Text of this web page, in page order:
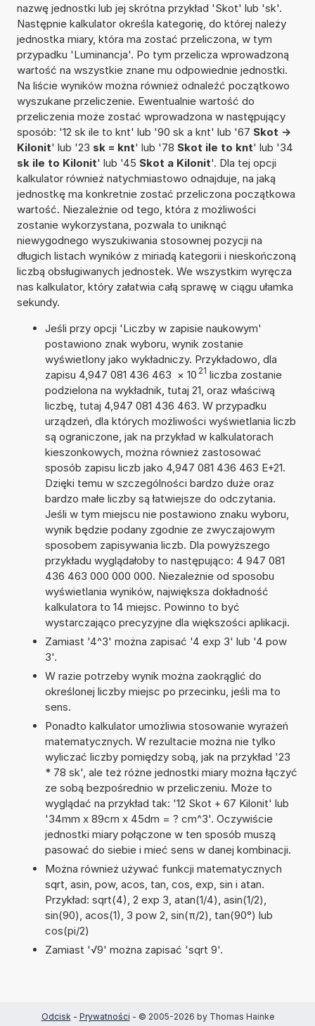
nazwę jednostki lub jej skrótna przykład 'Skot' lub 'sk'.
Następnie kalkulator określa kategorię, do której należy
jednostka miary, która ma zostać przeliczona, w tym
przypadku 'Luminancja'. Po tym przelicza wprowadzoną
wartość na wszystkie znane mu odpowiednie jednostki.
Na liście wyników można również odnaleźć początkowo
wyszukane przeliczenie. Ewentualnie wartość do
przeliczenia może zostać wprowadzona w następujący
sposób: '12 sk ile to knt' lub '90 sk a knt' lub '67 Skot ->
Kilonit' lub '23 sk = knt' lub '78 Skot ile to knt' lub '34
sk ile to Kilonit' lub '45 Skot a Kilonit'. Dla tej opcji
kalkulator również natychmiastowo odnajduje, na jaką
jednostkę ma konkretnie zostać przeliczona początkowa
wartość. Niezależnie od tego, która z możliwości
zostanie wykorzystana, pozwala to uniknąć
niewygodnego wyszukiwania stosownej pozycji na
długich listach wyników z miriadą kategorii i nieskończoną
liczbą obsługiwanych jednostek. We wszystkim wyręcza
nas kalkulator, który załatwia całą sprawę w ciągu ułamka
sekundy.
Jeśli przy opcji 'Liczby w zapisie naukowym'
postawiono znak wyboru, wynik zostanie
wyświetlony jako wykładniczy. Przykładowo, dla
zapisu 4,947 081 436 463 × 10 21 liczba zostanie
podzielona na wykładnik, tutaj 21, oraz właściwą
liczbę, tutaj 4,947 081 436 463. W przypadku
urządzeń, dla których możliwości wyświetlania liczb
są ograniczone, jak na przykład w kalkulatorach
kieszonkowych, można również zastosować
sposób zapisu liczb jako 4,947 081 436 463 E+21.
Dzięki temu w szczególności bardzo duże oraz
bardzo małe liczby są łatwiejsze do odczytania.
Jeśli w tym miejscu nie postawiono znaku wyboru,
wynik będzie podany zgodnie ze zwyczajowym
sposobem zapisywania liczb. Dla powyższego
przykładu wyglądałoby to następująco: 4 947 081
436 463 000 000 000. Niezależnie od sposobu
wyświetlania wyników, największa dokładność
kalkulatora to 14 miejsc. Powinno to być
wystarczająco precyzyjne dla większości aplikacji.
Zamiast '4^3' można zapisać '4 exp 3' lub '4 pow
3'.
W razie potrzeby wynik można zaokrąglić do
określonej liczby miejsc po przecinku, jeśli ma to
sens.
Ponadto kalkulator umożliwia stosowanie wyrażeń
matematycznych. W rezultacie można nie tylko
wyliczać liczby pomiędzy sobą, jak na przykład '23
* 78 sk', ale też różne jednostki miary można łączyć
ze sobą bezpośrednio w przeliczeniu. Może to
wyglądać na przykład tak: '12 Skot + 67 Kilonit' lub
'34mm x 89cm x 45dm = ? cm^3'. Oczywiście
jednostki miary połączone w ten sposób muszą
pasować do siebie i mieć sens w danej kombinacji.
Można również używać funkcji matematycznych
sqrt, asin, pow, acos, tan, cos, exp, sin i atan.
Przykład: sqrt(4), 2 exp 3, atan(1/4), asin(1/2),
sin(90), acos(1), 3 pow 2, sin(π/2), tan(90°) lub
cos(pi/2)
Zamiast '√9' można zapisać 'sqrt 9'.
Odcisk - Prywatności - © 2005-2026 by Thomas Hainke